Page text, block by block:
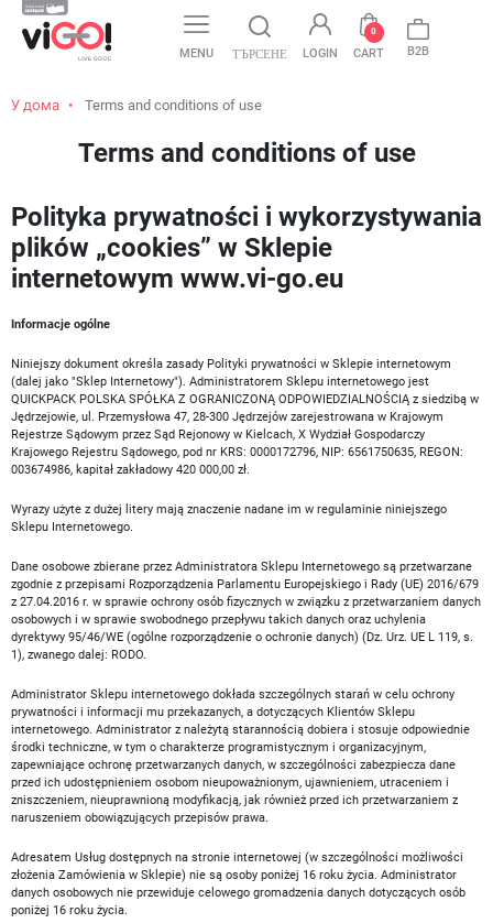
MENU ТЪРСЕНЕ LOGIN CART
0
B2B
У дома Terms and conditions of use
Terms and conditions of use
Polityka prywatności i wykorzystywania
plików „cookies” w Sklepie
internetowym www.vi-go.eu
Informacje ogólne
Niniejszy dokument określa zasady Polityki prywatności w Sklepie internetowym
(dalej jako "Sklep Internetowy"). Administratorem Sklepu internetowego jest
QUICKPACK POLSKA SPÓŁKA Z OGRANICZONĄ ODPOWIEDZIALNOŚCIĄ z siedzibą w
Jędrzejowie, ul. Przemysłowa 47, 28-300 Jędrzejów zarejestrowana w Krajowym
Rejestrze Sądowym przez Sąd Rejonowy w Kielcach, X Wydział Gospodarczy
Krajowego Rejestru Sądowego, pod nr KRS: 0000172796, NIP: 6561750635, REGON:
003674986, kapitał zakładowy 420 000,00 zł.
Wyrazy użyte z dużej litery mają znaczenie nadane im w regulaminie niniejszego
Sklepu Internetowego.
Dane osobowe zbierane przez Administratora Sklepu Internetowego są przetwarzane
zgodnie z przepisami Rozporządzenia Parlamentu Europejskiego i Rady (UE) 2016/679
z 27.04.2016 r. w sprawie ochrony osób fizycznych w związku z przetwarzaniem danych
osobowych i w sprawie swobodnego przepływu takich danych oraz uchylenia
dyrektywy 95/46/WE (ogólne rozporządzenie o ochronie danych) (Dz. Urz. UE L 119, s.
1), zwanego dalej: RODO.
Administrator Sklepu internetowego dokłada szczególnych starań w celu ochrony
prywatności i informacji mu przekazanych, a dotyczących Klientów Sklepu
internetowego. Administrator z należytą starannością dobiera i stosuje odpowiednie
środki techniczne, w tym o charakterze programistycznym i organizacyjnym,
zapewniające ochronę przetwarzanych danych, w szczególności zabezpiecza dane
przed ich udostępnieniem osobom nieupoważnionym, ujawnieniem, utraceniem i
zniszczeniem, nieuprawnioną modyfikacją, jak również przed ich przetwarzaniem z
naruszeniem obowiązujących przepisów prawa.
Adresatem Usług dostępnych na stronie internetowej (w szczególności możliwości
złożenia Zamówienia w Sklepie) nie są osoby poniżej 16 roku życia. Administrator
danych osobowych nie przewiduje celowego gromadzenia danych dotyczących osób
poniżej 16 roku życia.